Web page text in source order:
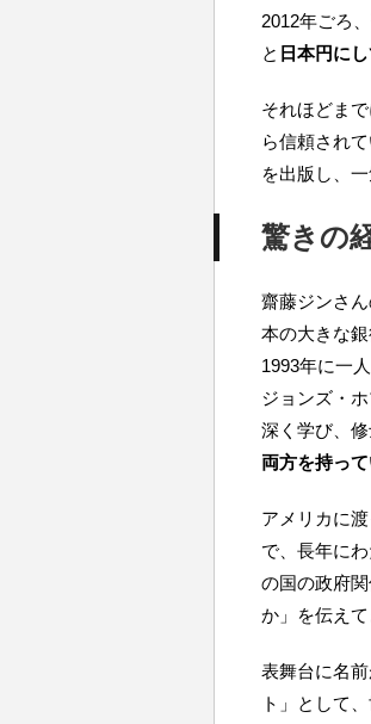
2012年ごろ
と 日本円に
それほどま
ら信頼され
を出版し、
驚きの
齋藤ジンさ
本の大きな
1993年に一
ジョンズ・
深く学び、
両方を持っ
アメリカに
で、長年に
の国の政府
か」を伝えて
表舞台に名
ト」として